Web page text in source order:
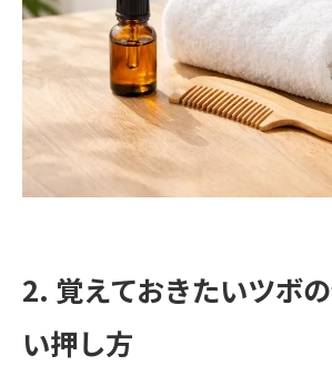
2. 覚えておきたいツボ
い押し方